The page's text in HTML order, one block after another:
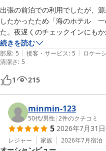
出張の前泊での利用でしたが、
したかったため「海のホテル　
た。夜遅くのチェックインにも
は親切で親しみのある、とても素
毎回、チェックイン前に布団が
てあり、お客さんがお部屋に入
れており、こんな心憎いお気遣
います。
温泉も源泉かけ流し。地元の方
晴らしいと絶賛でした。温度の
るとほんとに疲れが吹き飛びま
続きを読む
部屋: 5 | 接客・サービス: 5 | ロケー
清潔さ: 5
1 215
minmin-123
50代/男性 |2件のクチコミ
5 2026年7月31日
レジャー 家族 2026年7月宿泊